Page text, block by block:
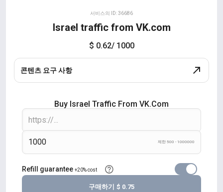
서비스의 ID: 36686
Israel traffic from VK.com
$ 0.62/ 1000
콘텐츠 요구 사항
Buy Israel Traffic From VK.com
제한 500 - 1000000
Refill guarantee +20% cost
구매하기 $ 0.75